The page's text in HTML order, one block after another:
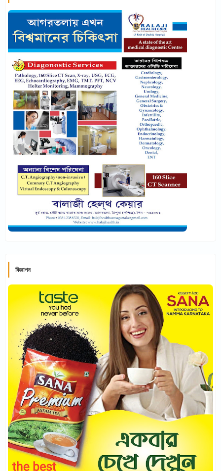
বিজ্ঞাপন